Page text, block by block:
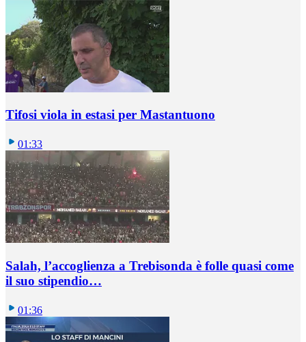
Tifosi viola in estasi per Mastantuono
01:33
Salah, l’accoglienza a Trebisonda è folle quasi come
il suo stipendio…
01:36